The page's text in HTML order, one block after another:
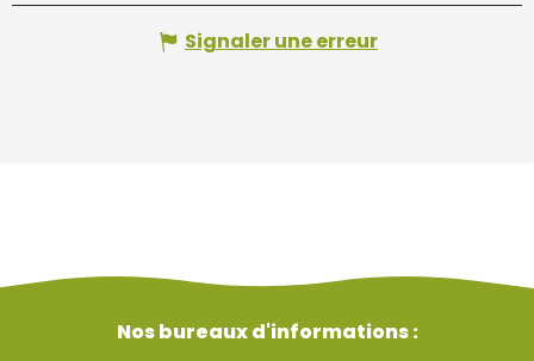
Signaler une erreur
Nos bureaux d'informations :